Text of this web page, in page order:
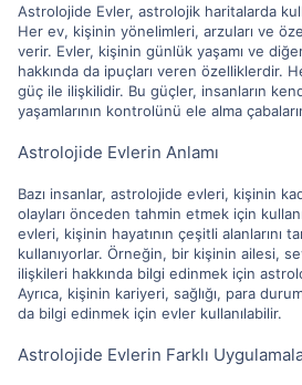
Astrolojide Evler, astrolojik haritalarda
Her ev, kişinin yönelimleri, arzuları ve
verir. Evler, kişinin günlük yaşamı ve
hakkında da ipuçları veren özelliklerdir.
güç ile ilişkilidir. Bu güçler, insanların
yaşamlarının kontrolünü ele alma
Astrolojide Evlerin Anlamı
Bazı insanlar, astrolojide evleri, kişinin
olayları önceden tahmin etmek için
evleri, kişinin hayatının çeşitli alanlarını
kullanıyorlar. Örneğin, bir kişinin ailesi,
ilişkileri hakkında bilgi edinmek için
Ayrıca, kişinin kariyeri, sağlığı, para
da bilgi edinmek için evler kullanılabilir.
Astrolojide Evlerin Farklı